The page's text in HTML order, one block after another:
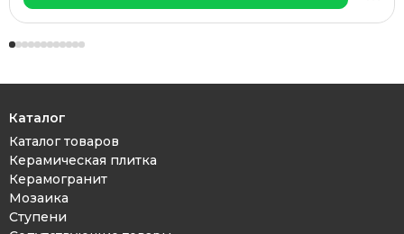
Каталог
Каталог товаров
Керамическая плитка
Керамогранит
Мозаика
Ступени